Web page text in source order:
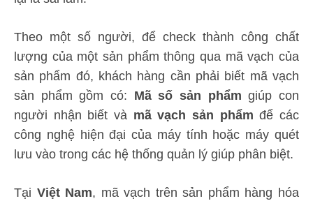
Theo một số người, để check thành công chất
lượng của một sản phẩm thông qua mã vạch của
sản phẩm đó, khách hàng cần phải biết mã vạch
sản phẩm gồm có: Mã số sản phẩm giúp con
người nhận biết và mã vạch sản phẩm để các
công nghệ hiện đại của máy tính hoặc máy quét
lưu vào trong các hệ thống quản lý giúp phân biệt.
Tại Việt Nam, mã vạch trên sản phẩm hàng hóa